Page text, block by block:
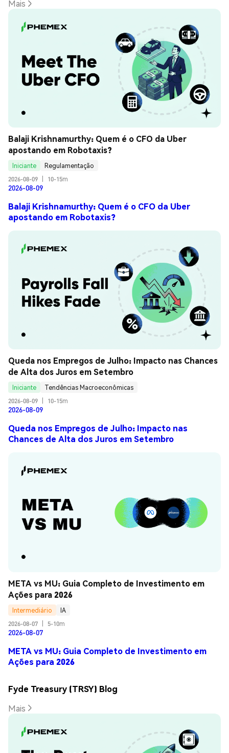
Mais
Balaji Krishnamurthy: Quem é o CFO da Uber
apostando em Robotaxis?
Iniciante
Regulamentação
2026-08-09
10-15m
2026-08-09
Balaji Krishnamurthy: Quem é o CFO da Uber
apostando em Robotaxis?
Queda nos Empregos de Julho: Impacto nas Chances
de Alta dos Juros em Setembro
Iniciante
Tendências Macroeconômicas
2026-08-09
10-15m
2026-08-09
Queda nos Empregos de Julho: Impacto nas
Chances de Alta dos Juros em Setembro
META vs MU: Guia Completo de Investimento em
Ações para 2026
Intermediário
IA
2026-08-07
5-10m
2026-08-07
META vs MU: Guia Completo de Investimento em
Ações para 2026
Fyde Treasury (TRSY) Blog
Mais